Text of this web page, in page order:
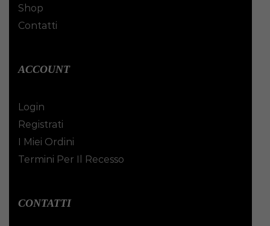
Shop
Contatti
ACCOUNT
Login
Registrati
I Miei Ordini
Termini Per Il Recesso
CONTATTI